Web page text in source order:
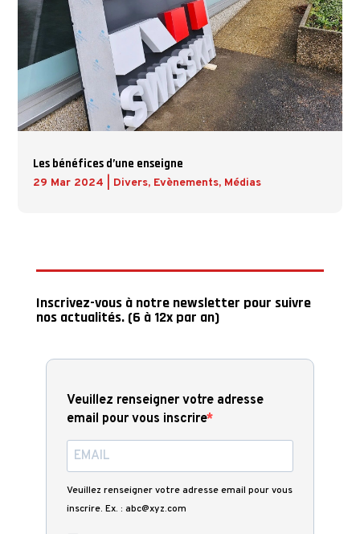
Les bénéfices d’une enseigne
29 Mar 2024 Divers, Evènements, Médias
Inscrivez-vous à notre newsletter pour suivre
nos actualités. (6 à 12x par an)
Veuillez renseigner votre adresse
email pour vous inscrire
Veuillez renseigner votre adresse email pour vous
inscrire. Ex. : abc@xyz.com